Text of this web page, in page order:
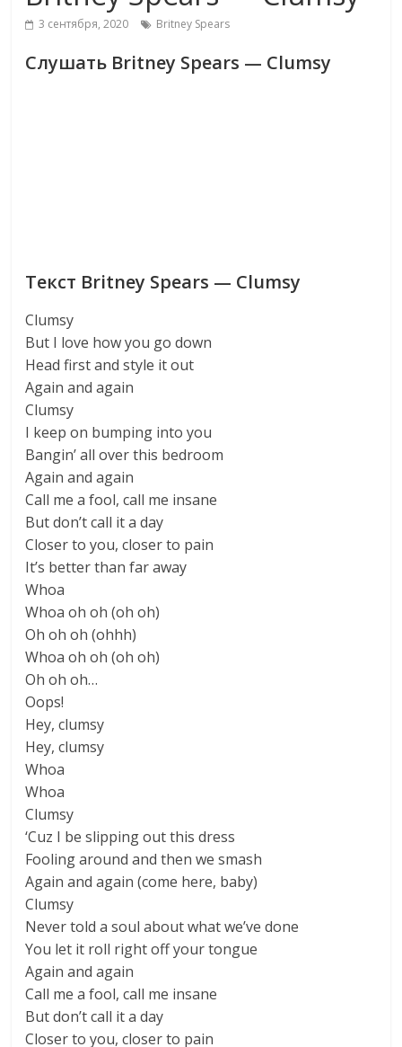
3 сентября, 2020 Britney Spears
Слушать Britney Spears — Clumsy
Текст Britney Spears — Clumsy
Clumsy
But I love how you go down
Head first and style it out
Again and again
Clumsy
I keep on bumping into you
Bangin’ all over this bedroom
Again and again
Call me a fool, call me insane
But don’t call it a day
Closer to you, closer to pain
It’s better than far away
Whoa
Whoa oh oh (oh oh)
Oh oh oh (ohhh)
Whoa oh oh (oh oh)
Oh oh oh…
Oops!
Hey, clumsy
Hey, clumsy
Whoa
Whoa
Clumsy
‘Cuz I be slipping out this dress
Fooling around and then we smash
Again and again (come here, baby)
Clumsy
Never told a soul about what we’ve done
You let it roll right off your tongue
Again and again
Call me a fool, call me insane
But don’t call it a day
Closer to you, closer to pain